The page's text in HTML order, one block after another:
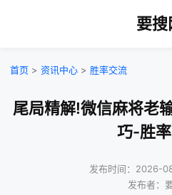
要搜
首页 > 资讯中心 > 胜率交流
尾局精解!微信麻将老
巧-胜
发布时间：2026-
发布者：